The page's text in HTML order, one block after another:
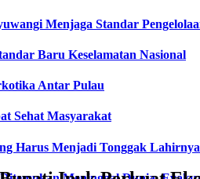
Menjaga Standar
Baru Keselamatan Nasional
Antar Pulau
Sehat Masyarakat
Harus Menjadi Tonggak